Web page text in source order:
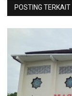
POSTING TERKAIT